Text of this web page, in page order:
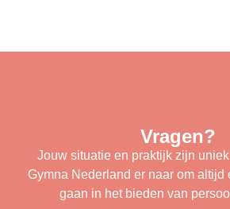
Vragen?
Jouw situatie en praktijk zijn
Gymna Nederland er naar om altijd
gaan in het bieden van